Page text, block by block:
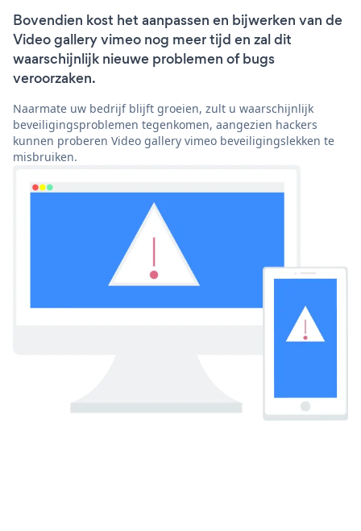
Bovendien kost het aanpassen en bijwerken van de
Video gallery vimeo nog meer tijd en zal dit
waarschijnlijk nieuwe problemen of bugs
veroorzaken.
Naarmate uw bedrijf blijft groeien, zult u waarschijnlijk
beveiligingsproblemen tegenkomen, aangezien hackers
kunnen proberen Video gallery vimeo beveiligingslekken te
misbruiken.